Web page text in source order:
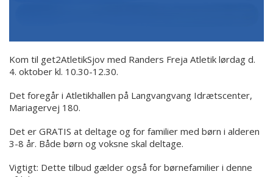
Kom til get2AtletikSjov med Randers Freja Atletik lørdag d.
4. oktober kl. 10.30-12.30.
Det foregår i Atletikhallen på Langvangvang Idrætscenter,
Mariagervej 180.
Det er GRATIS at deltage og for familier med børn i alderen
3-8 år. Både børn og voksne skal deltage.
Vigtigt: Dette tilbud gælder også for børnefamilier i denne